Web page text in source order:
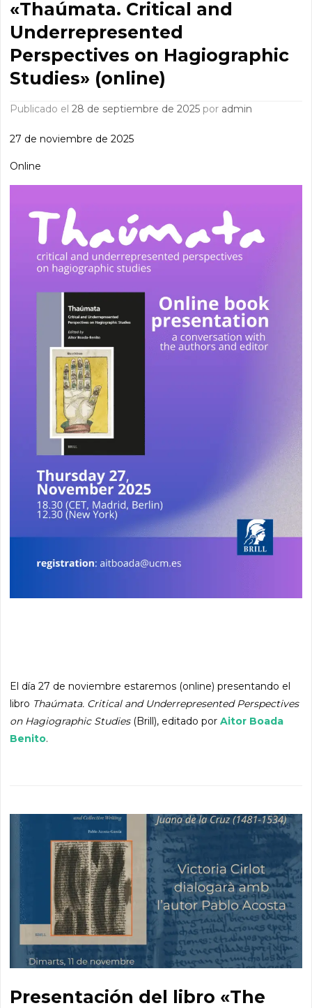
«Thaúmata. Critical and
Underrepresented
Perspectives on Hagiographic
Studies» (online)
Publicado el28 de septiembre de 2025 por admin
27 de noviembre de 2025
Online
El día 27 de noviembre estaremos (online) presentando el
libro Thaúmata. Critical and Underrepresented Perspectives
on Hagiographic Studies(Brill), editado porAitor Boada
Benito.
Presentación del libro «The